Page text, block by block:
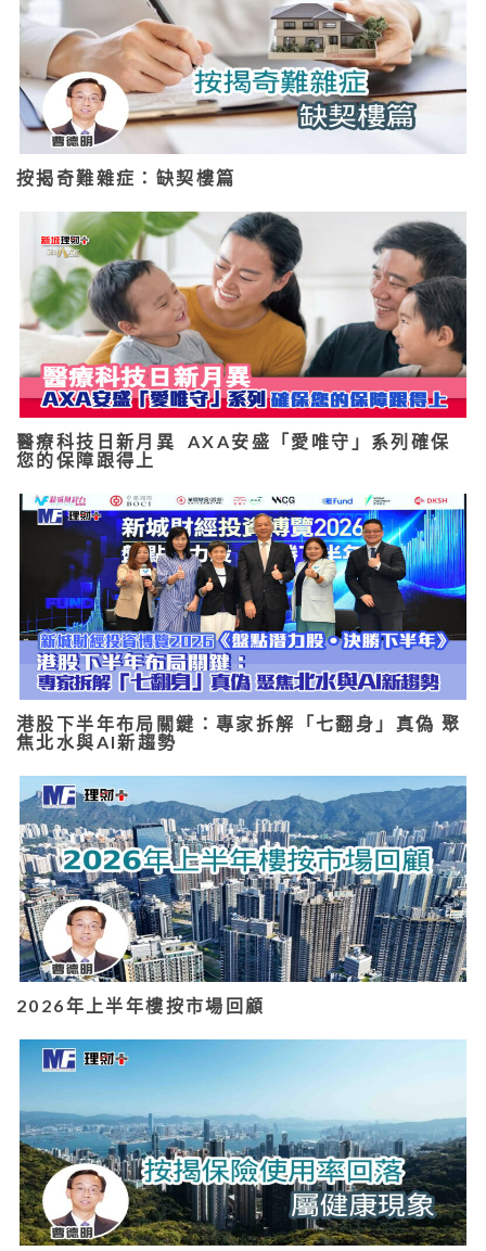
按揭奇難雜症：缺契樓篇
醫療科技日新月異 AXA安盛「愛唯守」系列確保
您的保障跟得上
港股下半年布局關鍵：專家拆解「七翻身」真偽 聚
焦北水與AI新趨勢
2026年上半年樓按市場回顧